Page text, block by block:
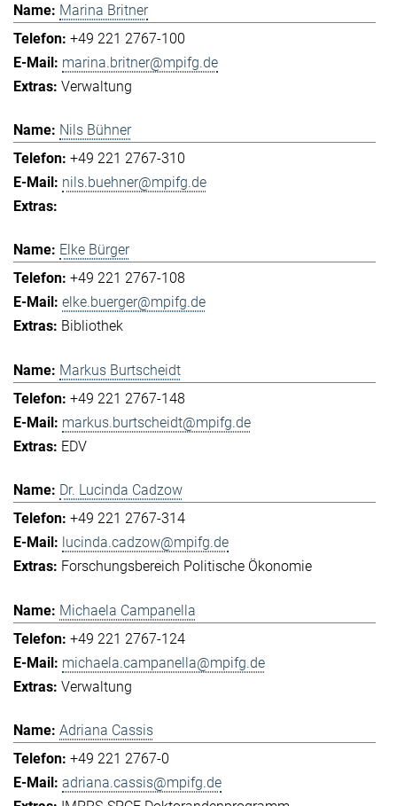
Marina Britner
+49 221 2767-100
marina.britner@mpifg.de
Verwaltung
Nils Bühner
+49 221 2767-310
nils.buehner@mpifg.de
Elke Bürger
+49 221 2767-108
elke.buerger@mpifg.de
Bibliothek
Markus Burtscheidt
+49 221 2767-148
markus.burtscheidt@mpifg.de
EDV
Dr. Lucinda Cadzow
+49 221 2767-314
lucinda.cadzow@mpifg.de
Forschungsbereich Politische Ökonomie
Michaela Campanella
+49 221 2767-124
michaela.campanella@mpifg.de
Verwaltung
Adriana Cassis
+49 221 2767-0
adriana.cassis@mpifg.de